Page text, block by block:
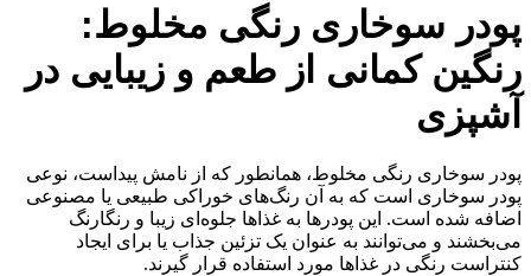
پودر سوخاری رنگی مخلوط:
رنگین کمانی از طعم و زیبایی در
آشپزی
پودر سوخاری رنگی مخلوط، همانطور که از نامش پیداست، نوعی
پودر سوخاری است که به آن رنگ‌های خوراکی طبیعی یا مصنوعی
اضافه شده است. این پودرها به غذاها جلوه‌ای زیبا و رنگارنگ
می‌بخشند و می‌توانند به عنوان یک تزئین جذاب یا برای ایجاد
کنتراست رنگی در غذاها مورد استفاده قرار گیرند.